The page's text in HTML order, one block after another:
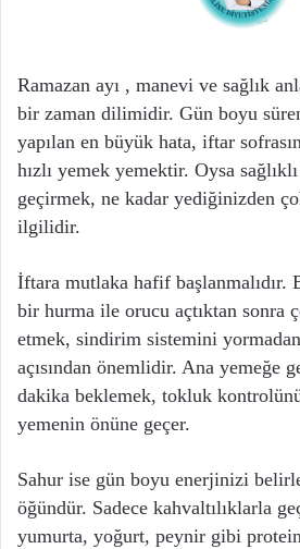
Ramazan ayı , manevi ve sağlık
bir zaman dilimidir. Gün boyu süren
yapılan en büyük hata, iftar
hızlı yemek yemektir. Oysa
geçirmek, ne kadar yediğinizden
ilgilidir.
İftara mutlaka hafif başlanmalıdır.
bir hurma ile orucu açtıktan sonra
etmek, sindirim sistemini
açısından önemlidir. Ana yemeğe
dakika beklemek, tokluk kontrolünü
yemenin önüne geçer.
Sahur ise gün boyu enerjinizi
öğündür. Sadece kahvaltılıklarla
yumurta, yoğurt, peynir gibi